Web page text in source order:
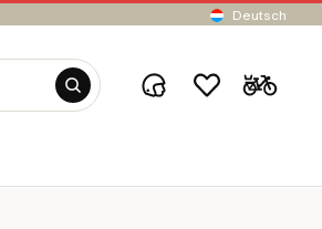
Deutsch